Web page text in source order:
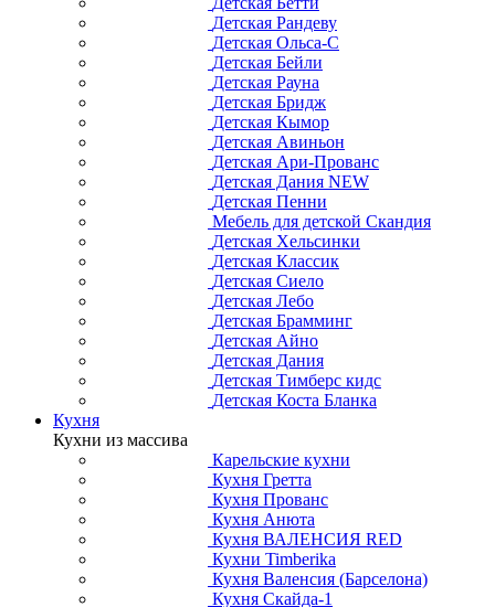
Детская Рандеву
Детская Ольса-С
Детская Бейли
Детская Рауна
Детская Бридж
Детская Кымор
Детская Авиньон
Детская Ари-Прованс
Детская Дания NEW
Детская Пенни
Мебель для детской Скандия
Детская Хельсинки
Детская Классик
Детская Сиело
Детская Лебо
Детская Брамминг
Детская Айно
Детская Дания
Детская Тимберс кидс
Детская Коста Бланка
Кухня
Кухни из массива
Карельские кухни
Кухня Гретта
Кухня Прованс
Кухня Анюта
Кухня ВАЛЕНСИЯ RED
Кухни Timberika
Кухня Валенсия (Барселона)
Кухня Скайда-1